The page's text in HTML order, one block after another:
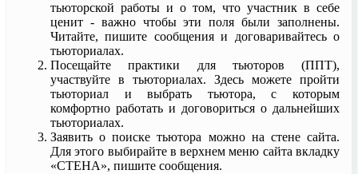
тьюторской работы и о том, что участник в себе
ценит - важно чтобы эти поля были заполнены.
Читайте, пишите сообщения и договаривайтесь о
тьюториалах.
Посещайте практики для тьюторов (ППТ),
участвуйте в тьюториалах. Здесь можете пройти
тьюториал и выбрать тьютора, с которым
комфортно работать и договориться о дальнейших
тьюториалах.
Заявить о поиске тьютора можно на стене сайта.
Для этого выбирайте в верхнем меню сайта вкладку
«СТЕНА», пишите сообщения.